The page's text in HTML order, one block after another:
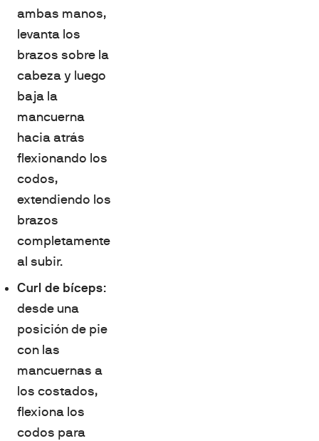
ambas manos,
levanta los
brazos sobre la
cabeza y luego
baja la
mancuerna
hacia atrás
flexionando los
codos,
extendiendo los
brazos
completamente
al subir.
Curl de bíceps:
desde una
posición de pie
con las
mancuernas a
los costados,
flexiona los
codos para